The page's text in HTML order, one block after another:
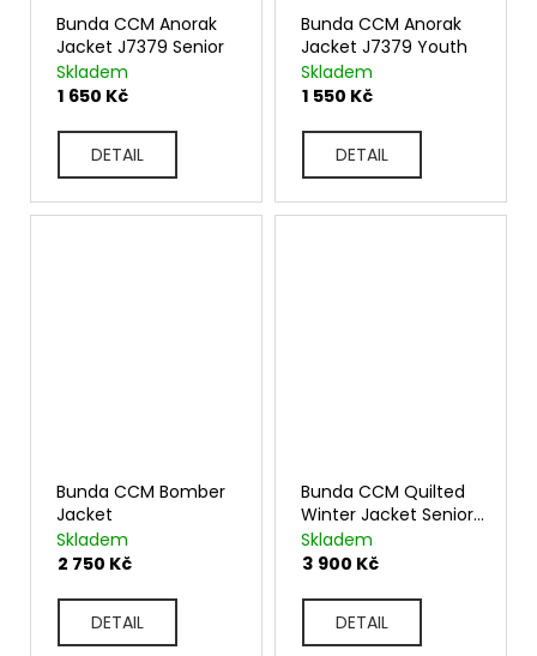
Bunda CCM Anorak
Jacket J7379 Senior
Skladem
1 650 Kč
DETAIL
Bunda CCM Anorak
Jacket J7379 Youth
Skladem
1 550 Kč
DETAIL
Bunda CCM Bomber
Jacket
Skladem
2 750 Kč
DETAIL
Bunda CCM Quilted
Winter Jacket Senior
5581483
Skladem
3 900 Kč
DETAIL